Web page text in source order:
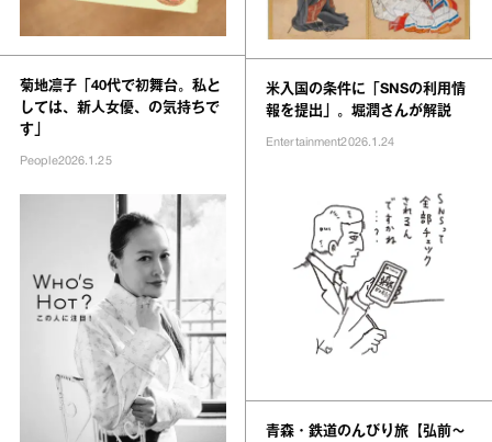
菊地凛子「40代で初舞台。私と
しては、新人女優、の気持ちで
す」
People2026.1.25
米入国の条件に「SNSの利用情
報を提出」。堀潤さんが解説
Entertainment2026.1.24
青森・鉄道のんびり旅【弘前〜